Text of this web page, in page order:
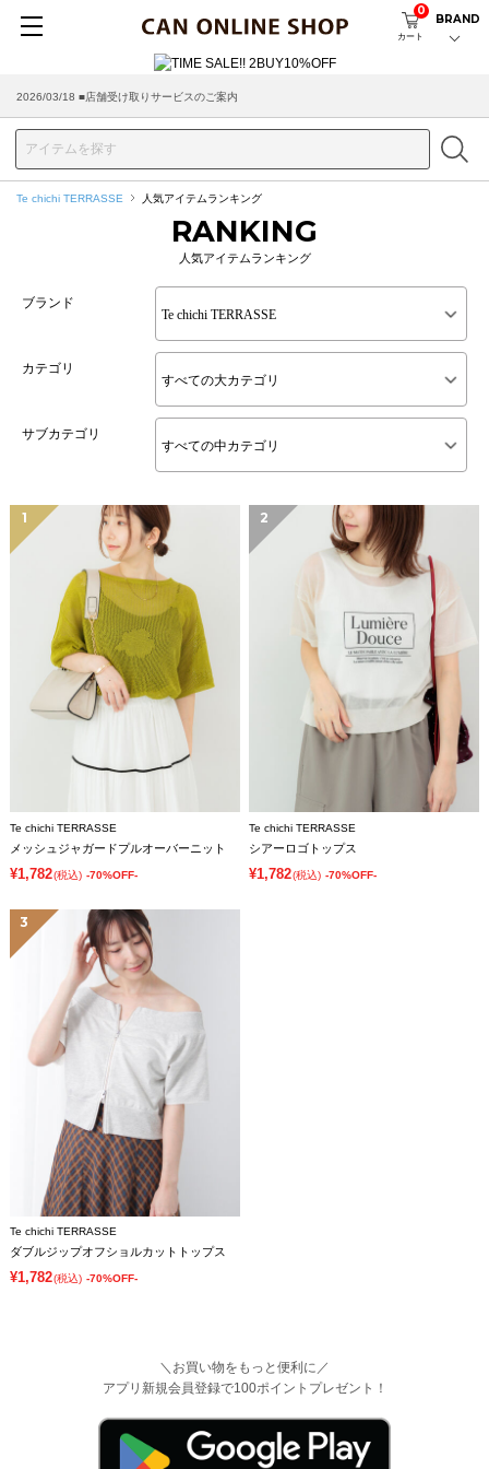
カート
0
BRAND
2026/03/18 ■店舗受け取りサービスのご案内
Te chichi TERRASSE 人気アイテムランキング
RANKING
人気アイテムランキング
ブランド
カテゴリ
サブカテゴリ
1
Te chichi TERRASSE
メッシュジャガードプルオーバーニット
¥1,782(税込) -70%OFF-
2
Te chichi TERRASSE
シアーロゴトップス
¥1,782(税込) -70%OFF-
3
Te chichi TERRASSE
ダブルジップオフショルカットトップス
¥1,782(税込) -70%OFF-
＼お買い物をもっと便利に／
アプリ新規会員登録で100ポイントプレゼント！